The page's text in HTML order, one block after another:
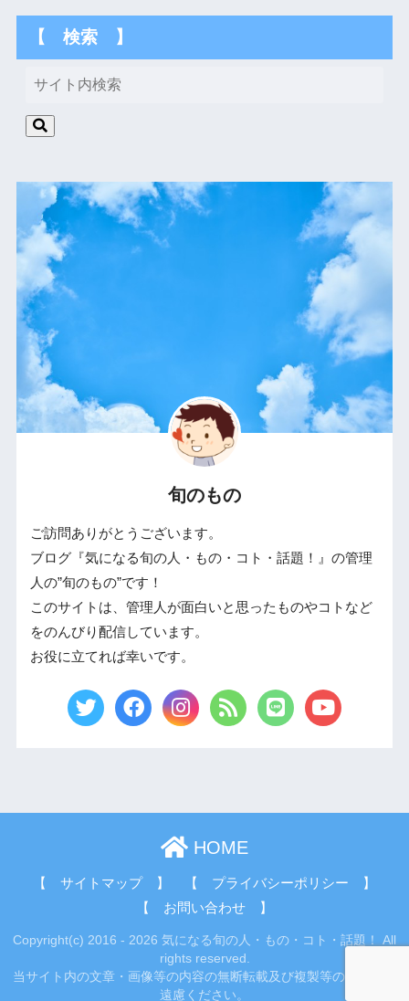
【 検索 】
旬のもの
ご訪問ありがとうございます。
ブログ『気になる旬の人・もの・コト・話題！』の管理
人の”旬のもの”です！
このサイトは、管理人が面白いと思ったものやコトなど
をのんびり配信しています。
お役に立てれば幸いです。
HOME
【 サイトマップ 】
【 プライバシーポリシー 】
【 お問い合わせ 】
Copyright(c) 2016 - 2026 気になる旬の人・もの・コト・話題！ All
rights reserved.
当サイト内の文章・画像等の内容の無断転載及び複製等の行為はご
遠慮ください。